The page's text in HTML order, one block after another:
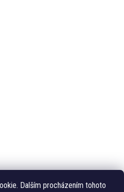
Dalším procházením tohoto